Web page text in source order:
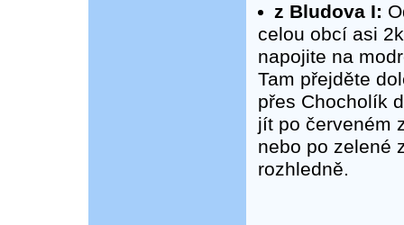
z Bludova I:
celou obcí asi
napojite na
Tam přejděte
přes Chocholík
jít po červeném
nebo po zelené
rozhledně.